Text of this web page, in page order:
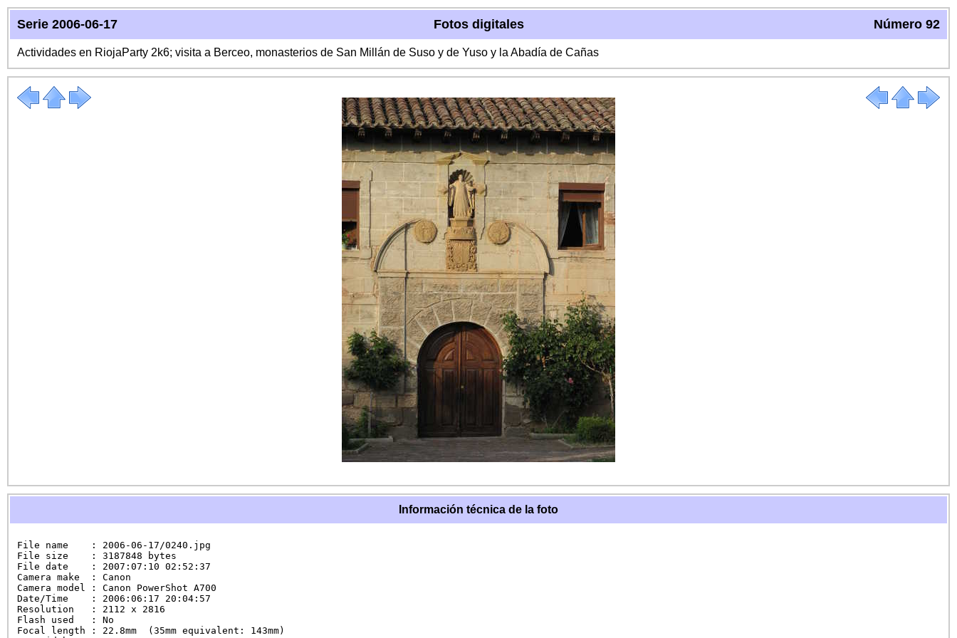
Serie 2006-06-17 Número 92
Fotos digitales
Actividades en RiojaParty 2k6; visita a Berceo, monasterios de San Millán de Suso y de Yuso y la Abadía de Cañas
Información técnica de la foto
File name    : 2006-06-17/0240.jpg
File size    : 3187848 bytes
File date    : 2007:07:10 02:52:37
Camera make  : Canon
Camera model : Canon PowerShot A700
Date/Time    : 2006:06:17 20:04:57
Resolution   : 2112 x 2816
Flash used   : No
Focal length : 22.8mm  (35mm equivalent: 143mm)